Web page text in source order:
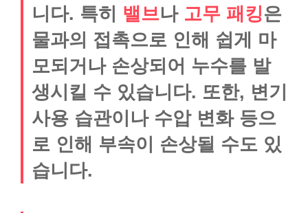
니다. 특히 밸브나 고무 패킹은
물과의 접촉으로 인해 쉽게 마
모되거나 손상되어 누수를 발
생시킬 수 있습니다. 또한, 변기
사용 습관이나 수압 변화 등으
로 인해 부속이 손상될 수도 있
습니다.